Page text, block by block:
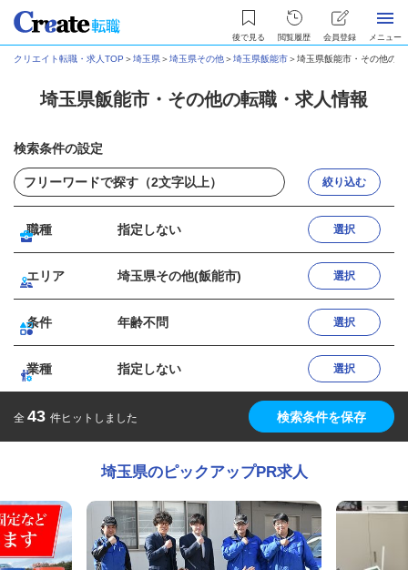
後で見る 閲覧履歴 会員登録 メニュー
クリエイト転職・求人TOP ＞埼玉県＞埼玉県その他＞埼玉県飯能市＞埼玉県飯能市・その他の
埼玉県飯能市・その他の転職・求人情報
検索条件の設定
絞り込む
職種 指定しない 選択
エリア 埼玉県その他(飯能市) 選択
条件 年齢不問 選択
業種 指定しない 選択
全 43 件ヒットしました 検索条件を保存
埼玉県のピックアップPR求人